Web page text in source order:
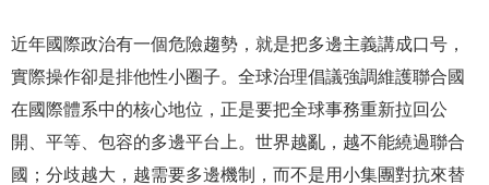
近年國際政治有一個危險趨勢，就是把多邊主義講成口号，
實際操作卻是排他性小圈子。全球治理倡議強調維護聯合國
在國際體系中的核心地位，正是要把全球事務重新拉回公
開、平等、包容的多邊平台上。世界越亂，越不能繞過聯合
國；分歧越大，越需要多邊機制，而不是用小集團對抗來替